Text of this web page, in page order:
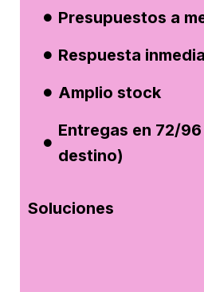
Presupuestos a
Respuesta
Amplio stock
Entregas en 72/
destino)
Soluciones